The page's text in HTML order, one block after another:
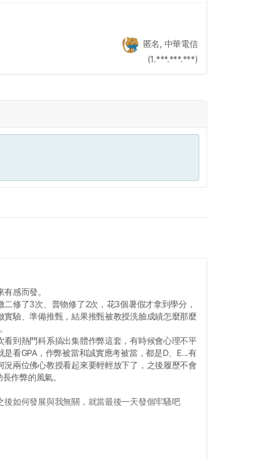
匿名, 中華電信
(1.***.***.***)
感而發。
修了3次、普物修了2次，花3個暑假才拿到學分，
驗、準備推甄，結果推甄被教授洗臉成績怎麼那麼
看到熱門科系搞出集體作弊這套，有時候會心理不平
看GPA，作弊被當和誠實應考被當，都是D、E...有
況兩位佛心教授看起來要輕輕放下了，之後履歷不會
作弊的風氣。
後如何發展與我無關，就當最後一天發個牢騷吧